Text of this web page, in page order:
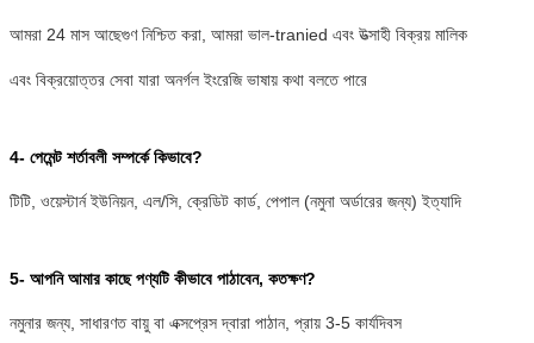
আমরা 24 মাস আছেগুণ নিশ্চিত করা আমরা ভাল-tranied এবং উত্সাহী বিক্রয় মালিক
এবং বিক্রয়োত্তর সেবা যারা অনর্গল ইংরেজি ভাষায় কথা বলতে পারে
4- পেমেন্ট শর্তাবলী সম্পর্কে কিভাবে?
টিটি, ওয়েস্টার্ন ইউনিয়ন, এল/সি, ক্রেডিট কার্ড, পেপাল (নমুনা অর্ডারের জন্য) ইত্যাদি
5- আপনি আমার কাছে পণ্যটি কীভাবে পাঠাবেন, কতক্ষণ?
নমুনার জন্য, সাধারণত বায়ু বা এক্সপ্রেস দ্বারা পাঠান, প্রায় 3-5 কার্যদিবস